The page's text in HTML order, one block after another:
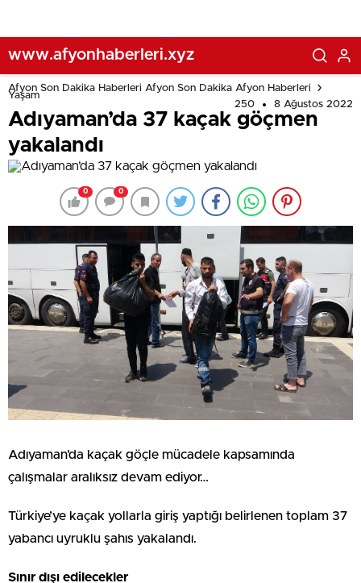
www.afyonhaberleri.xyz
Afyon Son Dakika Haberleri Afyon Son Dakika Afyon Haberleri
Yaşam
250
8 Ağustos 2022
Adıyaman’da 37 kaçak göçmen
yakalandı
0 0
Adıyaman’da kaçak göçle mücadele kapsamında
çalışmalar aralıksız devam ediyor…
Türkiye’ye kaçak yollarla giriş yaptığı belirlenen toplam 37
yabancı uyruklu şahıs yakalandı.
Sınır dışı edilecekler